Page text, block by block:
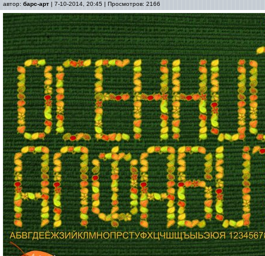
автор: барс-арт | 7-10-2014, 20:45 | Просмотров: 2166